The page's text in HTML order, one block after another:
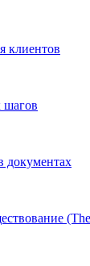
клиентов
шагов
документах